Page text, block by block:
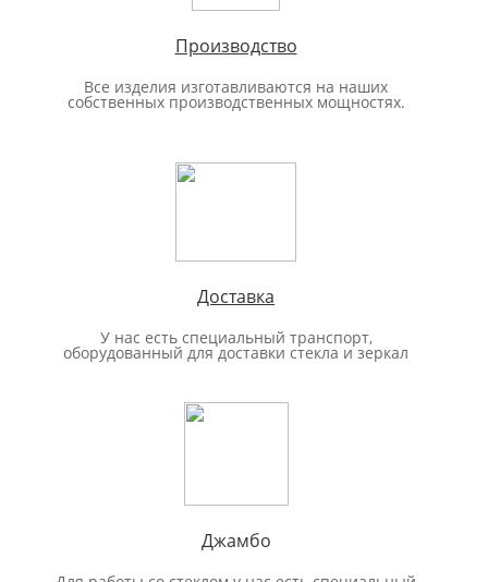
Производство
Все изделия изготавливаются на наших
собственных производственных мощностях.
Доставка
У нас есть специальный транспорт,
оборудованный для доставки стекла и зеркал
Джамбо